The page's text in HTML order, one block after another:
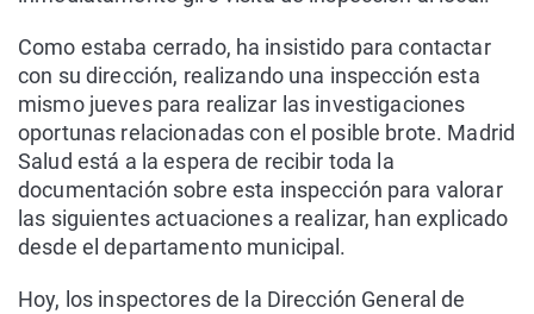
Como estaba cerrado, ha insistido para contactar
con su dirección, realizando una inspección esta
mismo jueves para realizar las investigaciones
oportunas relacionadas con el posible brote. Madrid
Salud está a la espera de recibir toda la
documentación sobre esta inspección para valorar
las siguientes actuaciones a realizar, han explicado
desde el departamento municipal.
Hoy, los inspectores de la Dirección General de